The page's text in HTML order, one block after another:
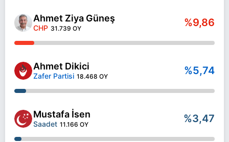
Ahmet Ziya Güneş
CHP 31.739 OY %9,86
Ahmet Dikici
Zafer Partisi 18.468 OY %5,74
Mustafa İsen
Saadet 11.166 OY %3,47